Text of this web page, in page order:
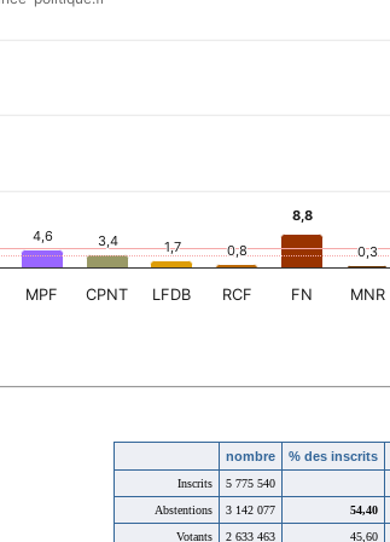
nombre % des inscrits
Inscrits
5 775 540
Abstentions
3 142 077
54,40
Votants
2 633 463 45,60